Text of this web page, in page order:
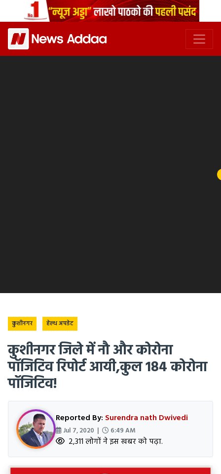
कुशीनगर हेल्थ अपडेट
कुशीनगर जिले में नौ और कोरोना
पॉजिटिव रिपोर्ट आयी,कुल 184 कोरोना
पॉजिटिव!
Reported By: Surendra nath Dwivedi
Jul 7, 2020 | 6:49 AM
2,311 लोगों ने इस खबर को पढ़ा.